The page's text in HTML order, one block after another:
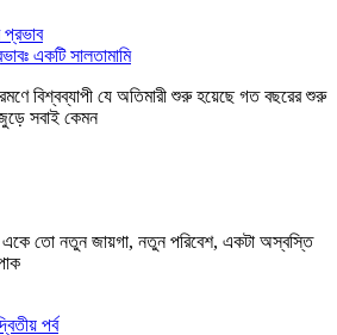
একটি সালতামামি
বিশ্বব্যাপী যে অতিমারী শুরু হয়েছে গত বছরের শুরু
সবাই কেমন
তো নতুন জায়গা, নতুন পরিবেশ, একটা অস্বস্তি